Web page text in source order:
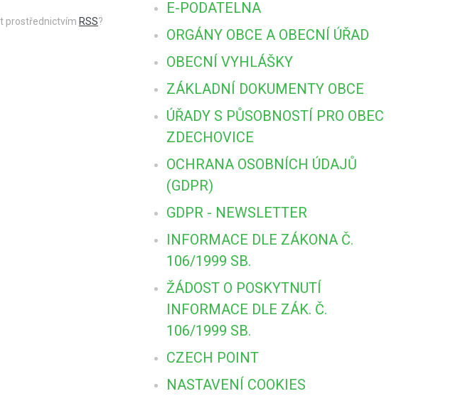
prostřednictvím RSS?
E-PODATELNA
ORGÁNY OBCE A OBECNÍ ÚŘAD
OBECNÍ VYHLÁŠKY
ZÁKLADNÍ DOKUMENTY OBCE
ÚŘADY S PŮSOBNOSTÍ PRO OBEC
ZDECHOVICE
OCHRANA OSOBNÍCH ÚDAJŮ
(GDPR)
GDPR - NEWSLETTER
INFORMACE DLE ZÁKONA Č.
106/1999 SB.
ŽÁDOST O POSKYTNUTÍ
INFORMACE DLE ZÁK. Č.
106/1999 SB.
CZECH POINT
NASTAVENÍ COOKIES